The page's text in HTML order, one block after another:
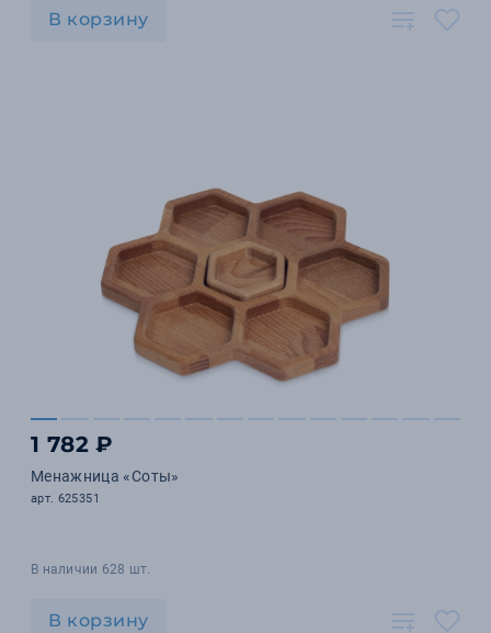
В корзину
1 782 ₽
Менажница «Соты»
арт. 625351
В наличии 628 шт.
В корзину